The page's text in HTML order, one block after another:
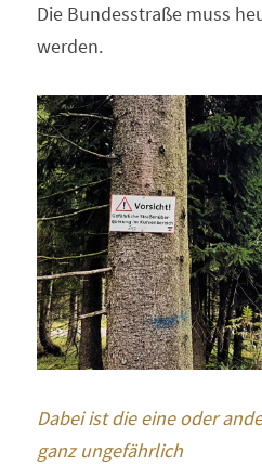
Die Bundesstraße muss
werden.
Dabei ist die eine oder
ganz ungefährlich